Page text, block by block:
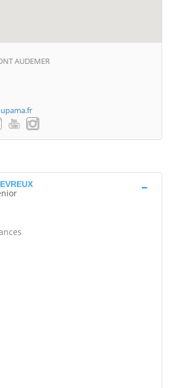
AUDEMER